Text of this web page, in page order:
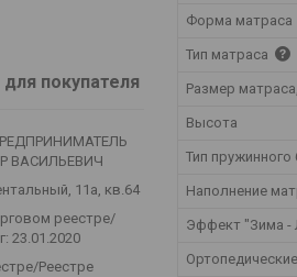
Форма матраса
Тип матраса
Размер
Высота
Тип
Наполнение
Эффект "Зима -
покупателя
ВАСИЛЬЕВИЧ
11а, кв.64
реестре/
23.01.2020
Реестре